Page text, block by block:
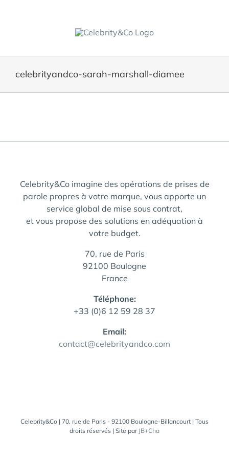
celebrityandco-sarah-marshall-diamee
Celebrity&Co imagine des opérations de prises de
parole propres à votre marque, vous apporte un
service global de mise sous contrat,
et vous propose des solutions en adéquation à
votre budget.
70, rue de Paris
92100 Boulogne
France
Téléphone:
+33 (0)6 12 59 28 37
Email:
contact@celebrityandco.com
Celebrity&Co | 70, rue de Paris - 92100 Boulogne-Billancourt | Tous
droits réservés | Site par JB+Cha